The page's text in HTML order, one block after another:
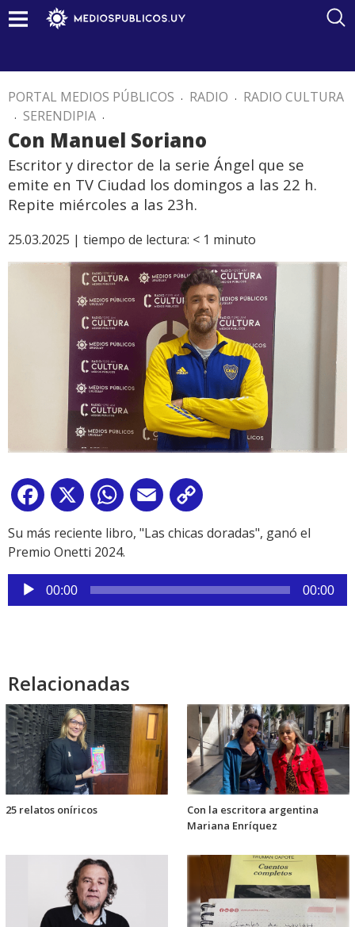
PORTAL MEDIOS PÚBLICOS . RADIO . RADIO CULTURA
. SERENDIPIA .
Con Manuel Soriano
Escritor y director de la serie Ángel que se
emite en TV Ciudad los domingos a las 22 h.
Repite miércoles a las 23h.
25.03.2025 | tiempo de lectura: < 1 minuto
Facebook
X WhatsApp
Email
Link
Su más reciente libro, "Las chicas doradas", ganó el
Premio Onetti 2024.
Reproductor
de
00:00 00:00
Relacionadas
25 relatos oníricos
Con la escritora argentina
Mariana Enríquez